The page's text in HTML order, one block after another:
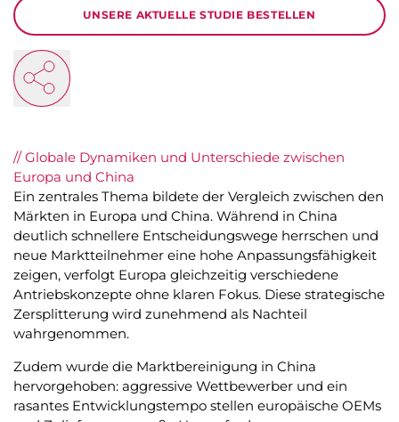
UNSERE AKTUELLE STUDIE BESTELLEN
// Globale Dynamiken und Unterschiede zwischen
Europa und China
Ein zentrales Thema bildete der Vergleich zwischen den
Märkten in Europa und China. Während in China
deutlich schnellere Entscheidungswege herrschen und
neue Marktteilnehmer eine hohe Anpassungsfähigkeit
zeigen, verfolgt Europa gleichzeitig verschiedene
Antriebskonzepte ohne klaren Fokus. Diese strategische
Zersplitterung wird zunehmend als Nachteil
wahrgenommen.
Zudem wurde die Marktbereinigung in China
hervorgehoben: aggressive Wettbewerber und ein
rasantes Entwicklungstempo stellen europäische OEMs